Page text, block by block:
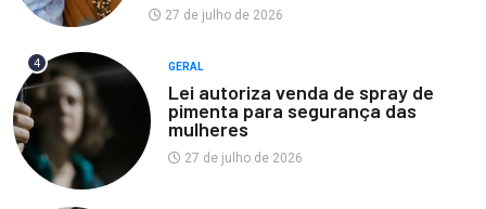
27 de julho de 2026
4 GERAL
Lei autoriza venda de spray de
pimenta para segurança das
mulheres
27 de julho de 2026